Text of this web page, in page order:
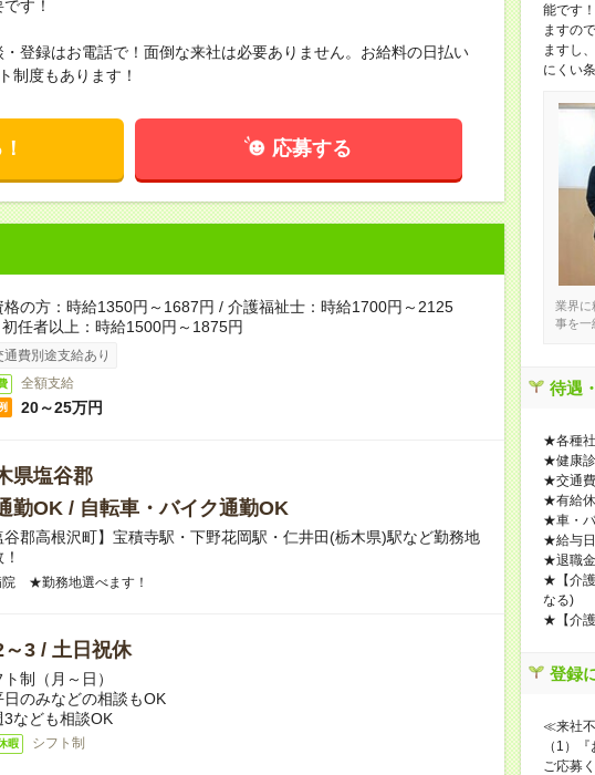
す！
登録はお電話で！面倒な来社は必要ありません。お給料の日払い
制度もあります！
応募する
格の方：時給1350円～1687円 / 介護福祉士：時給1700円～2125
任者以上：時給1500円～1875円
通費別途支給あり
全額支給
20～25万円
県塩谷郡
勤OK / 自転車・バイク通勤OK
谷郡高根沢町】宝積寺駅・下野花岡駅・仁井田(栃木県)駅など勤務地
院 ★勤務地選べます！
～3 / 土日祝休
ト制（月～日）
のみなどの相談もOK
なども相談OK
暇 シフト制
能です
ますの
ますし
にくい
業界に
事を一
待遇
★各種
★健康
★交通
★有給
★車・
★給与
★退職
★【介
なる)
★【介
登録
≪来社
（1）
ご応募